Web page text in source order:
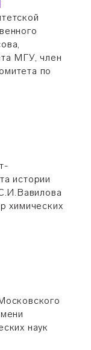
МГУ, член
по
истории
химических
наук